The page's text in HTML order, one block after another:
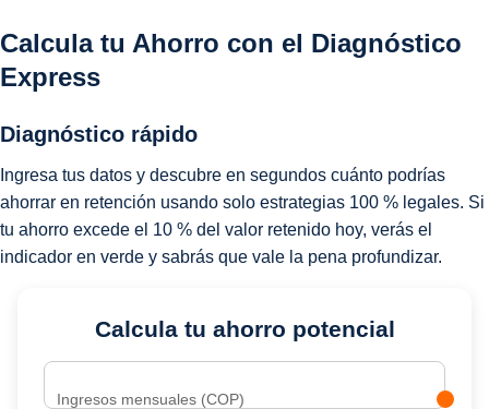
Calcula tu Ahorro con el Diagnóstico
Express
Diagnóstico rápido
Ingresa tus datos y descubre en segundos cuánto podrías
ahorrar en retención usando solo estrategias 100 % legales. Si
tu ahorro excede el 10 % del valor retenido hoy, verás el
indicador en verde y sabrás que vale la pena profundizar.
Calcula tu ahorro potencial
Ingresos mensuales (COP)